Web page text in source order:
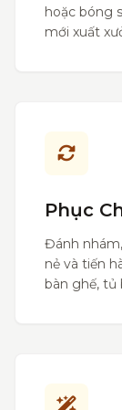
hoặc bóng
mới xuất
Phục
Đánh
nẻ và tiến
bàn ghế, tủ